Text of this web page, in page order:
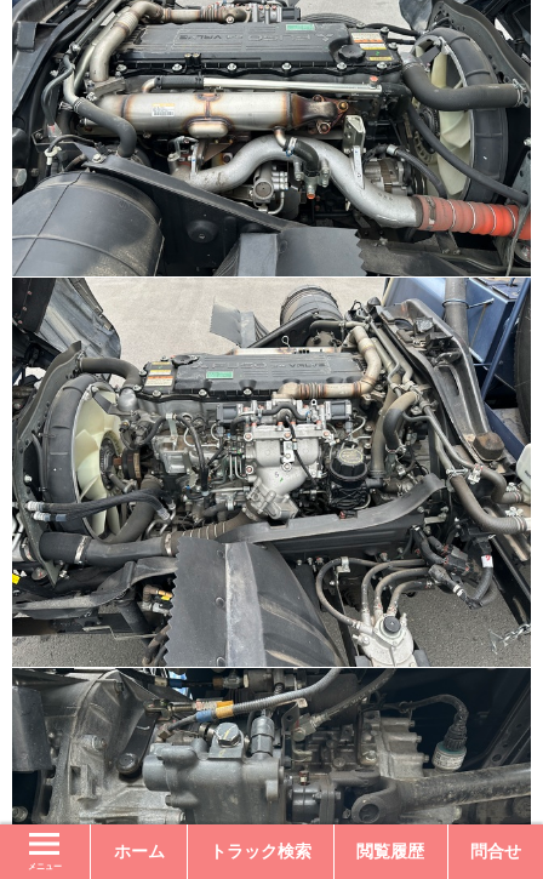
メニュー
ホーム トラック検索 閲覧履歴 問合せ